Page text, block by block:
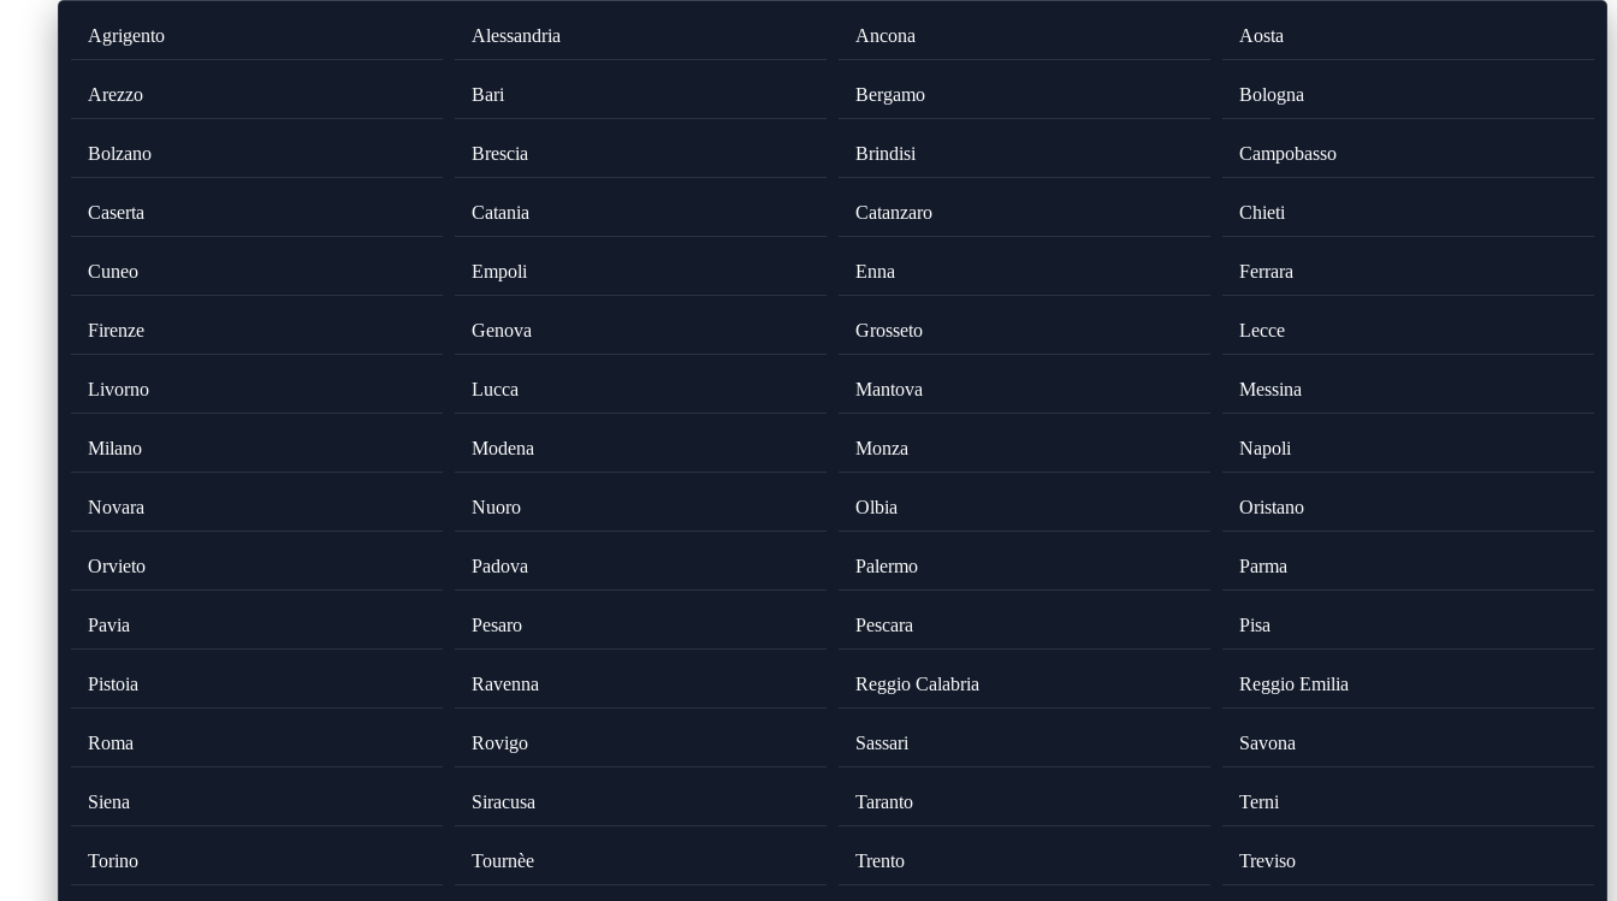
Agrigento Alessandria Ancona Aosta
Arezzo Bari Bergamo Bologna
Bolzano Brescia Brindisi Campobasso
Caserta Catania Catanzaro Chieti
Cuneo Empoli Enna Ferrara
Firenze Genova Grosseto Lecce
Livorno Lucca Mantova Messina
Milano Modena Monza Napoli
Novara Nuoro Olbia Oristano
Orvieto Padova Palermo Parma
Pavia Pesaro Pescara Pisa
Pistoia Ravenna Reggio Calabria Reggio Emilia
Roma Rovigo Sassari Savona
Siena Siracusa Taranto Terni
Torino Tournèe Trento Treviso